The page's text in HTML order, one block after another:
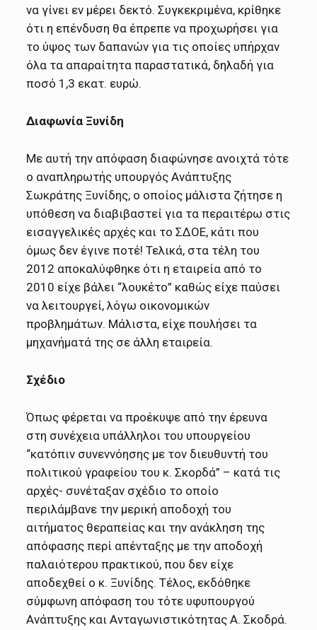
να γίνει εν μέρει δεκτό. Συγκεκριμένα, κρίθηκε
ότι η επένδυση θα έπρεπε να προχωρήσει για
το ύψος των δαπανών για τις οποίες υπήρχαν
όλα τα απαραίτητα παραστατικά, δηλαδή για
ποσό 1,3 εκατ. ευρώ.
Διαφωνία Ξυνίδη
Με αυτή την απόφαση διαφώνησε ανοιχτά τότε
ο αναπληρωτής υπουργός Ανάπτυξης
Σωκράτης Ξυνίδης, ο οποίος μάλιστα ζήτησε η
υπόθεση να διαβιβαστεί για τα περαιτέρω στις
εισαγγελικές αρχές και το ΣΔΟΕ, κάτι που
όμως δεν έγινε ποτέ! Τελικά, στα τέλη του
2012 αποκαλύφθηκε ότι η εταιρεία από το
2010 είχε βάλει “λουκέτο” καθώς είχε παύσει
να λειτουργεί, λόγω οικονομικών
προβλημάτων. Μάλιστα, είχε πουλήσει τα
μηχανήματά της σε άλλη εταιρεία.
Σχέδιο
Όπως φέρεται να προέκυψε από την έρευνα
στη συνέχεια υπάλληλοι του υπουργείου
“κατόπιν συνεννόησης με τον διευθυντή του
πολιτικού γραφείου του κ. Σκορδά” – κατά τις
αρχές- συνέταξαν σχέδιο το οποίο
περιλάμβανε την μερική αποδοχή του
αιτήματος θεραπείας και την ανάκληση της
απόφασης περί απένταξης με την αποδοχή
παλαιότερου πρακτικού, που δεν είχε
αποδεχθεί ο κ. Ξυνίδης. Τέλος, εκδόθηκε
σύμφωνη απόφαση του τότε υφυπουργού
Ανάπτυξης και Ανταγωνιστικότητας Α. Σκοδρά.